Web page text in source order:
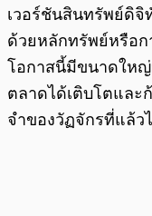
เวอร์ชันสินทรัพย์ดิจิ
ด้วยหลักทรัพย์หรือ
โอกาสนี้มีขนาดให
ตลาดได้เติบโตและ
จำของวัฏจักรที่แล้ว